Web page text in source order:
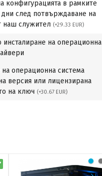
конфигурацията в рамките
дни след потвърждаване на
наш служител (+29.33 EUR)
инсталиране на операционна
операционна система
версия или лицензирана
на ключ (+30.67 EUR)